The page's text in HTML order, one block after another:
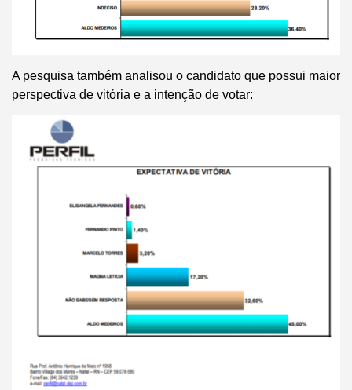
A pesquisa também analisou o candidato que possui maior
perspectiva de vitória e a intenção de votar: